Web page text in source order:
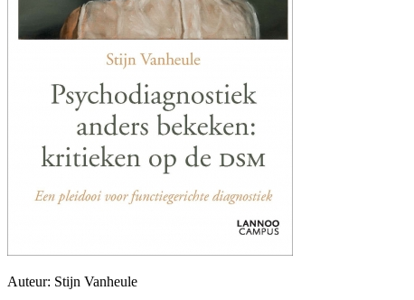
Auteur: Stijn Vanheule